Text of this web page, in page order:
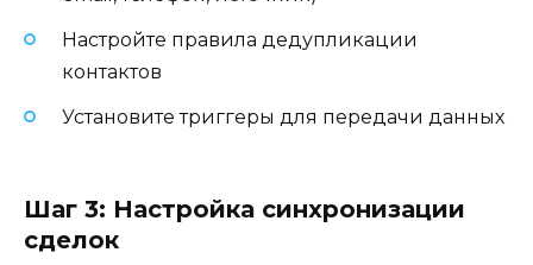
Настройте правила дедупликации
контактов
Установите триггеры для передачи данных
Шаг 3: Настройка синхронизации
сделок